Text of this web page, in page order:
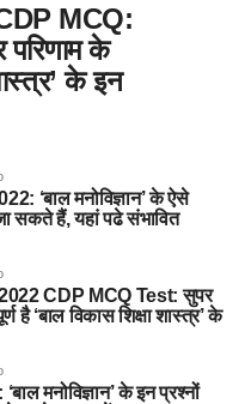
MCQ:
परिणाम के
के इन
‘बाल मनोविज्ञान’ के ऐसे
सकते हैं, यहां पढे संभावित
CDP MCQ Test: सुपर
है ‘बाल विकास शिक्षा शास्त्र’ के
मनोविज्ञान’ के इन प्रश्नों